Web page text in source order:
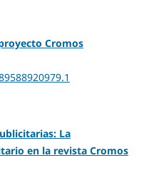
Cromos
La
en la revista Cromos